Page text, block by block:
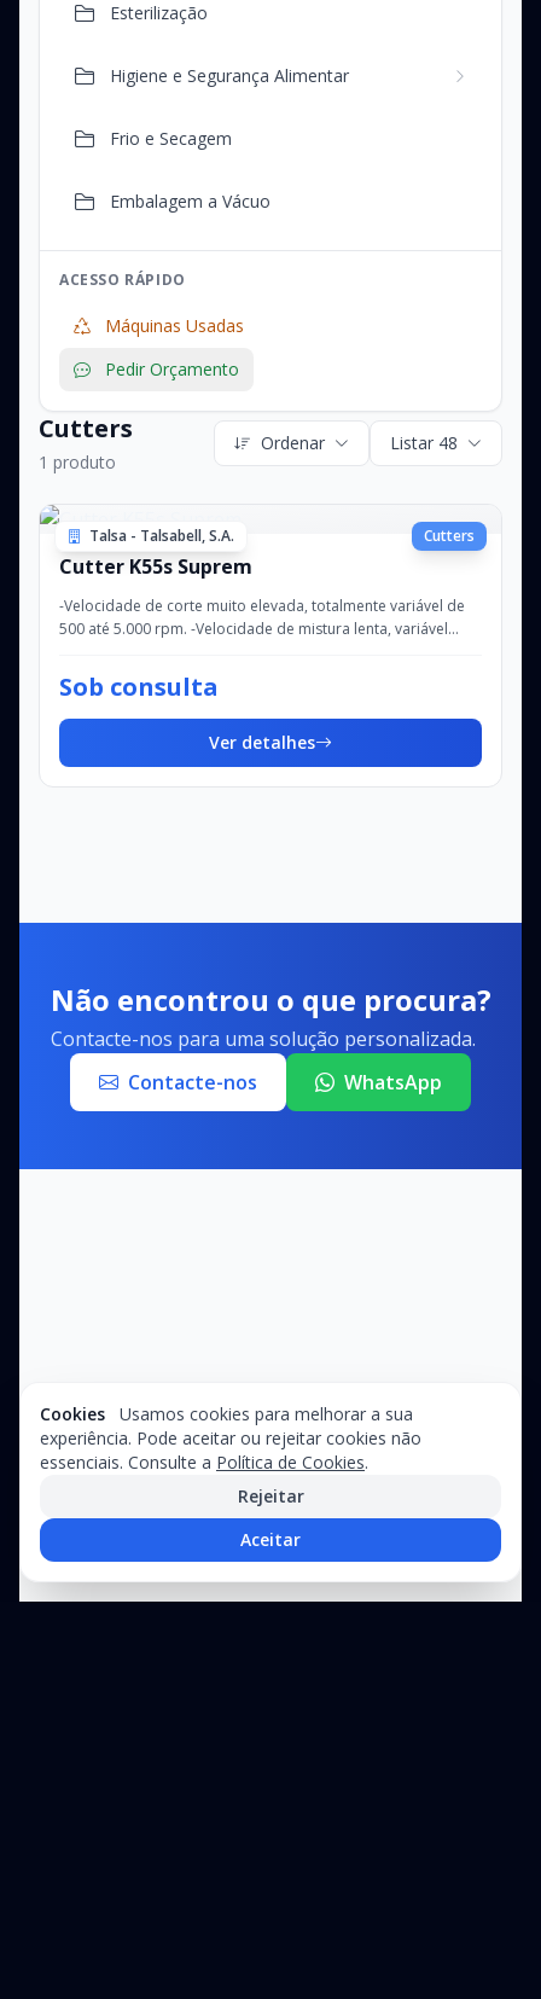
Cookies
Usamos cookies para melhorar a sua
experiência. Pode aceitar ou rejeitar cookies não
essenciais. Consulte a Política de Cookies.
Rejeitar
Aceitar
Esterilização
Higiene e Segurança Alimentar
Frio e Secagem
Embalagem a Vácuo
ACESSO RÁPIDO
Máquinas Usadas
Pedir Orçamento
Cutters
1 produto
Ordenar Listar 48
Talsa - Talsabell, S.A. Cutters
Cutter K55s Suprem
-Velocidade de corte muito elevada, totalmente variável de
500 até 5.000 rpm. -Velocidade de mistura lenta, variável
Sob consulta
Ver detalhes
Não encontrou o que procura?
Contacte-nos para uma solução personalizada.
Contacte-nos
WhatsApp